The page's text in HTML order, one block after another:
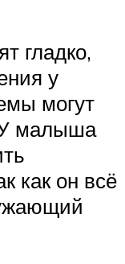
гладко,
у
могут
малыша
как он всё